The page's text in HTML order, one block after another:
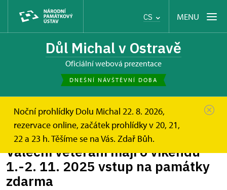
CS MENU
Důl Michal v Ostravě
oficiální webová prezentace
DNEŠNÍ NÁVŠTĚVNÍ DOBA
Noční prohlídky Dolu Michal 22. 8. 2026,
rezervace online, začátek prohlídky v 20, 21,
22 a 23 h. Těšíme se na Vás. Zdař Bůh.
Důl Michal Zprávy Váleční veteráni mají o víkendu ...
Váleční veteráni mají o víkendu
1.-2. 11. 2025 vstup na památky
zdarma